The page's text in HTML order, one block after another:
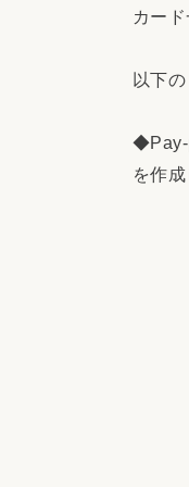
カー
以下
◆Pay-
を作